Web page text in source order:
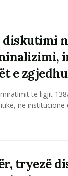
diskutimi
e
të ligjit
në institucione
tryezë